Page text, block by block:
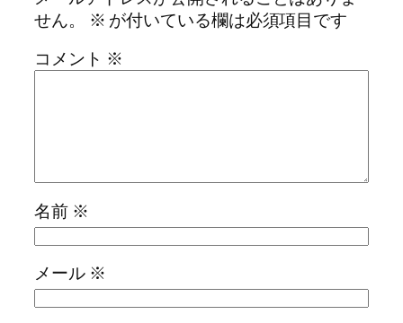
せん。
※ が付いている欄は必須項目です
コメント ※
名前 ※
メール ※